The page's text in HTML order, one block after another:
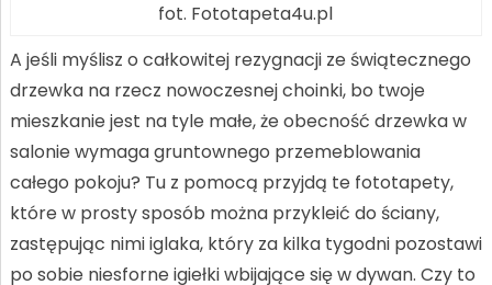
fot. Fototapeta4u.pl
A jeśli myślisz o całkowitej rezygnacji ze świątecznego
drzewka na rzecz nowoczesnej choinki, bo twoje
mieszkanie jest na tyle małe, że obecność drzewka w
salonie wymaga gruntownego przemeblowania
całego pokoju? Tu z pomocą przyjdą te fototapety,
które w prosty sposób można przykleić do ściany,
zastępując nimi iglaka, który za kilka tygodni pozostawi
po sobie niesforne igiełki wbijające się w dywan. Czy to